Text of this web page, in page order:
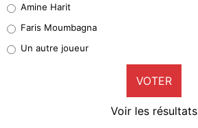
1%
9%
Amine Harit
Faris Moumbagna
Un autre joueur
VOTER
Voir les résultats